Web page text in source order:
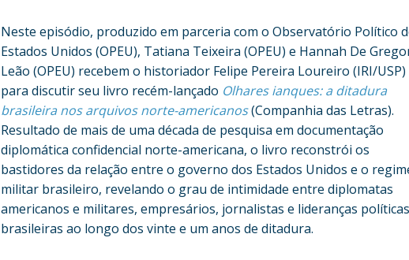
Neste episódio, produzido em parceria com o Observatório Político
Estados Unidos (OPEU), Tatiana Teixeira (OPEU) e Hannah De
Leão (OPEU) recebem o historiador Felipe Pereira Loureiro (IRI/USP)
para discutir seu livro recém-lançado Olhares ianques: a ditadura
brasileira nos arquivos norte-americanos(Companhia das Letras).
Resultado de mais de uma década de pesquisa em documentação
diplomática confidencial norte-americana, o livro reconstrói os
bastidores da relação entre o governo dos Estados Unidos e o
militar brasileiro, revelando o grau de intimidade entre diplomatas
americanos e militares, empresários, jornalistas e lideranças políticas
brasileiras ao longo dos vinte e um anos de ditadura.